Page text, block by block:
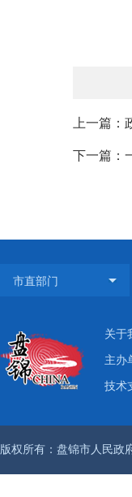
上一篇
下一篇：
关于
主
技术
版权所有：盘锦市人民政